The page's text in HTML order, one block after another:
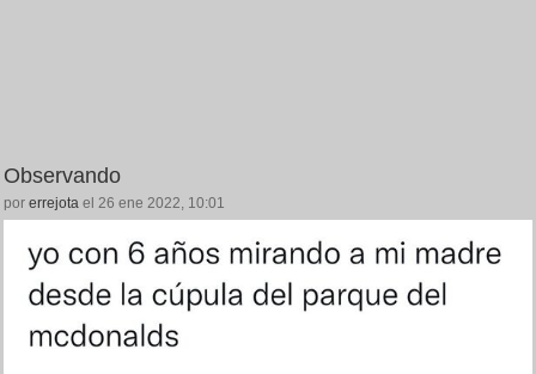
Observando
por errejota el 26 ene 2022, 10:01